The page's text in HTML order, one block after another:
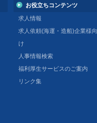
お役立ちコンテンツ
求人情報
求人依頼(海運・造船)企業様向
け
人事情報検索
福利厚生サービスのご案内
リンク集